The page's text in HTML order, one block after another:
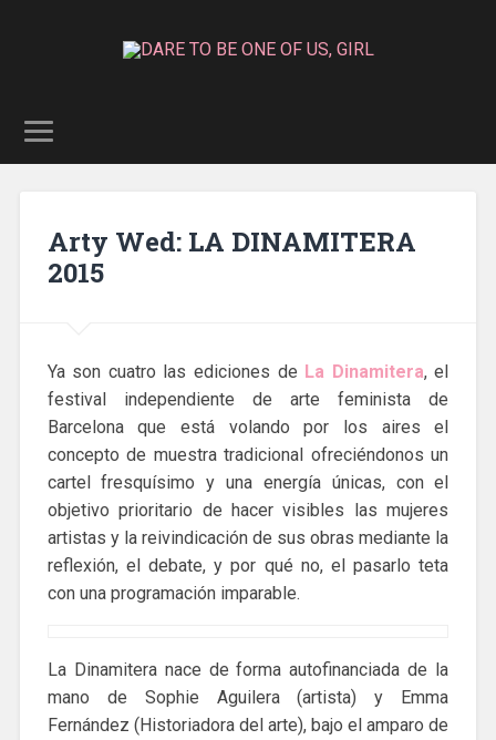
Arty Wed: LA DINAMITERA
2015
Ya son cuatro las ediciones de La Dinamitera, el
festival independiente de arte feminista de
Barcelona que está volando por los aires el
concepto de muestra tradicional ofreciéndonos un
cartel fresquísimo y una energía únicas, con el
objetivo prioritario de hacer visibles las mujeres
artistas y la reivindicación de sus obras mediante la
reflexión, el debate, y por qué no, el pasarlo teta
con una programación imparable.
La Dinamitera nace de forma autofinanciada de la
mano de Sophie Aguilera (artista) y Emma
Fernández (Historiadora del arte), bajo el amparo de